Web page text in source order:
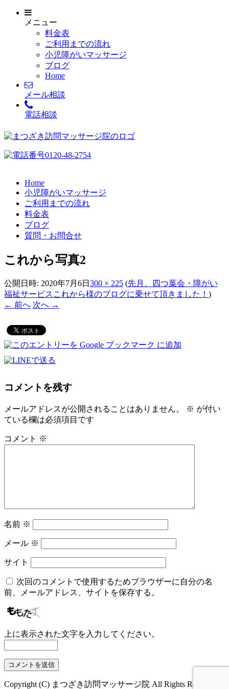
メニュー
料金表
ご利用までの流れ
小児障がいマッサージ
ブログ
Home
メール相談
電話相談
Home
小児障がいマッサージ
ご利用までの流れ
料金表
ブログ
質問・お問合せ
これから写真2
公開日時: 2020年7月6日 300 × 225 (先月、四つ葉会・障がい
福祉サービスこれから様のブログに乗せて頂きました！ )
← 前へ 次へ →
コメントを残す
メールアドレスが公開されることはありません。 ※ が付い
ている欄は必須項目です
コメント ※
名前 ※
メール ※
サイト
次回のコメントで使用するためブラウザーに自分の名
前、メールアドレス、サイトを保存する。
上に表示された文字を入力してください。
Copyright (C) まつざき訪問マッサージ院 All Rights Reserved.